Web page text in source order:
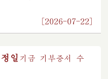
[2026-07-22]
일 기금 기부증서 수